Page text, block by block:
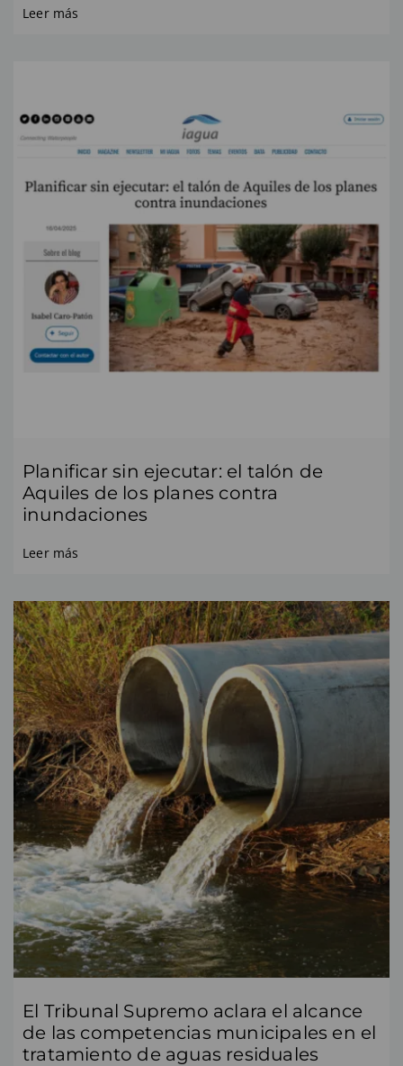
Leer más
Planificar sin ejecutar: el talón de
Aquiles de los planes contra
inundaciones
Leer más
El Tribunal Supremo aclara el alcance
de las competencias municipales en el
tratamiento de aguas residuales